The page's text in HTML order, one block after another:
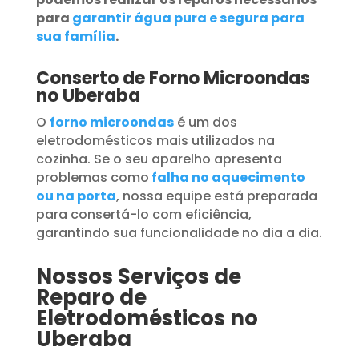
para garantir água pura e segura para
sua família.
Conserto de Forno Microondas
no Uberaba
O forno microondasé um dos
eletrodomésticos mais utilizados na
cozinha. Se o seu aparelho apresenta
problemas como falha no aquecimento
ou na porta, nossa equipe está preparada
para consertá-lo com eficiência,
garantindo sua funcionalidade no dia a dia.
Nossos Serviços de
Reparo de
Eletrodomésticos no
Uberaba